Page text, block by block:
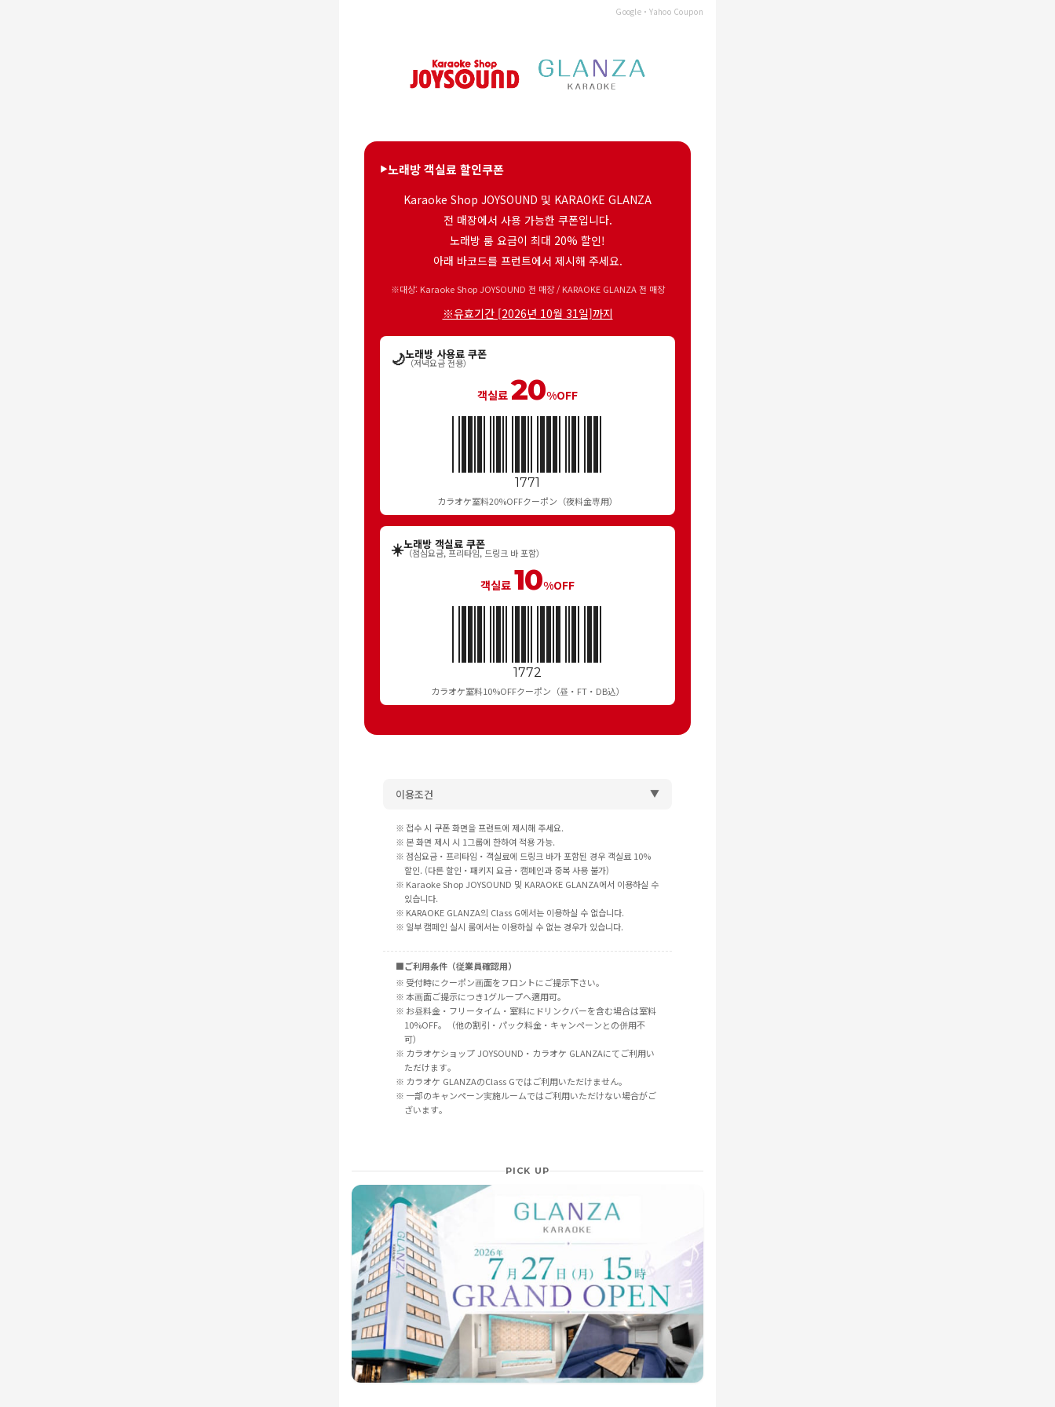
Google・Yahoo Coupon
노래방 객실료 할인쿠폰
Karaoke Shop JOYSOUND 및 KARAOKE GLANZA
전 매장에서 사용 가능한 쿠폰입니다.
노래방 룸 요금이 최대 20% 할인!
아래 바코드를 프런트에서 제시해 주세요.
※대상: Karaoke Shop JOYSOUND 전 매장 / KARAOKE GLANZA 전 매장
※유효기간 [2026년 10월 31일]까지
🌙노래방 사용료 쿠폰
（저녁요금 전용）
객실료 20%OFF
1771
カラオケ室料20%OFFクーポン（夜料金専用）
☀️노래방 객실료 쿠폰
（점심요금, 프리타임, 드링크 바 포함）
객실료 10%OFF
1772
カラオケ室料10%OFFクーポン（昼・FT・DB込）
이용조건 ▲
접수 시 쿠폰 화면을 프런트에 제시해 주세요.
본 화면 제시 시 1그룹에 한하여 적용 가능.
점심요금・프리타임・객실료에 드링크 바가 포함된 경우 객실료 10%
할인. (다른 할인・패키지 요금・캠페인과 중복 사용 불가)
Karaoke Shop JOYSOUND 및 KARAOKE GLANZA에서 이용하실 수
있습니다.
KARAOKE GLANZA의 Class G에서는 이용하실 수 없습니다.
일부 캠페인 실시 룸에서는 이용하실 수 없는 경우가 있습니다.
■ご利用条件（従業員確認用）
受付時にクーポン画面をフロントにご提示下さい。
本画面ご提示につき1グループへ適用可。
お昼料金・フリータイム・室料にドリンクバーを含む場合は室料
10%OFF。（他の割引・パック料金・キャンペーンとの併用不
可）
カラオケショップ JOYSOUND・カラオケ GLANZAにてご利用い
ただけます。
カラオケ GLANZAのClass Gではご利用いただけません。
一部のキャンペーン実施ルームではご利用いただけない場合がご
ざいます。
PICK UP